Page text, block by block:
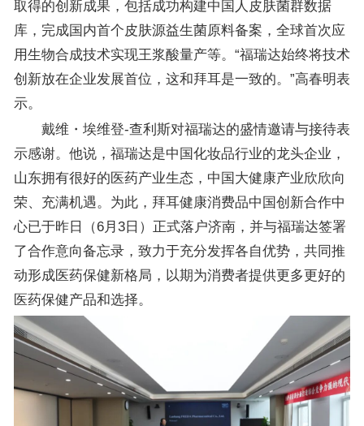
取得的创新成果，包括成功构建中国人皮肤菌群数据
库，完成国内首个皮肤源益生菌原料备案，全球首次应
用生物合成技术实现王浆酸量产等。“福瑞达始终将技术
创新放在企业发展首位，这和拜耳是一致的。”高春明表
示。
戴维・埃维登-查利斯对福瑞达的盛情邀请与接待表
示感谢。他说，福瑞达是中国化妆品行业的龙头企业，
山东拥有很好的医药产业生态，中国大健康产业欣欣向
荣、充满机遇。为此，拜耳健康消费品中国创新合作中
心已于昨日（6月3日）正式落户济南，并与福瑞达签署
了合作意向备忘录，致力于充分发挥各自优势，共同推
动形成医药保健新格局，以期为消费者提供更多更好的
医药保健产品和选择。